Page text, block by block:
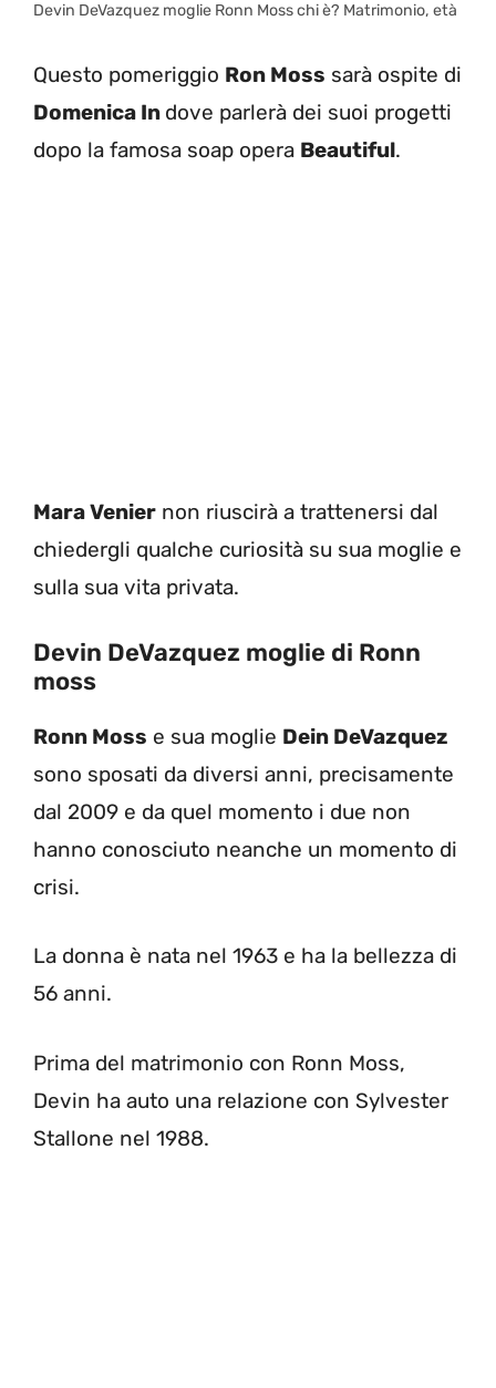
Devin DeVazquez moglie Ronn Moss chi è? Matrimonio, età
Questo pomeriggio Ron Moss sarà ospite di
Domenica In dove parlerà dei suoi progetti
dopo la famosa soap opera Beautiful.
Mara Venier non riuscirà a trattenersi dal
chiedergli qualche curiosità su sua moglie e
sulla sua vita privata.
Devin DeVazquez moglie di Ronn
moss
Ronn Moss e sua moglie Dein DeVazquez
sono sposati da diversi anni, precisamente
dal 2009 e da quel momento i due non
hanno conosciuto neanche un momento di
crisi.
La donna è nata nel 1963 e ha la bellezza di
56 anni.
Prima del matrimonio con Ronn Moss,
Devin ha auto una relazione con Sylvester
Stallone nel 1988.